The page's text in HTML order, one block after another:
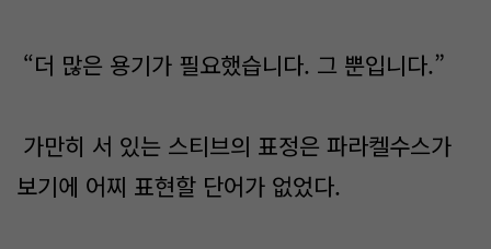
“더 많은 용기가 필요했습니다. 그 뿐입니다.”
가만히 서 있는 스티브의 표정은 파라켈수스가
보기에 어찌 표현할 단어가 없었다.